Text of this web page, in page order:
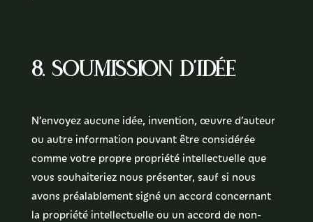
8. Soumission d’idée
N’envoyez aucune idée, invention, œuvre d’auteur
ou autre information pouvant être considérée
comme votre propre propriété intellectuelle que
vous souhaiteriez nous présenter, sauf si nous
avons préalablement signé un accord concernant
la propriété intellectuelle ou un accord de non-